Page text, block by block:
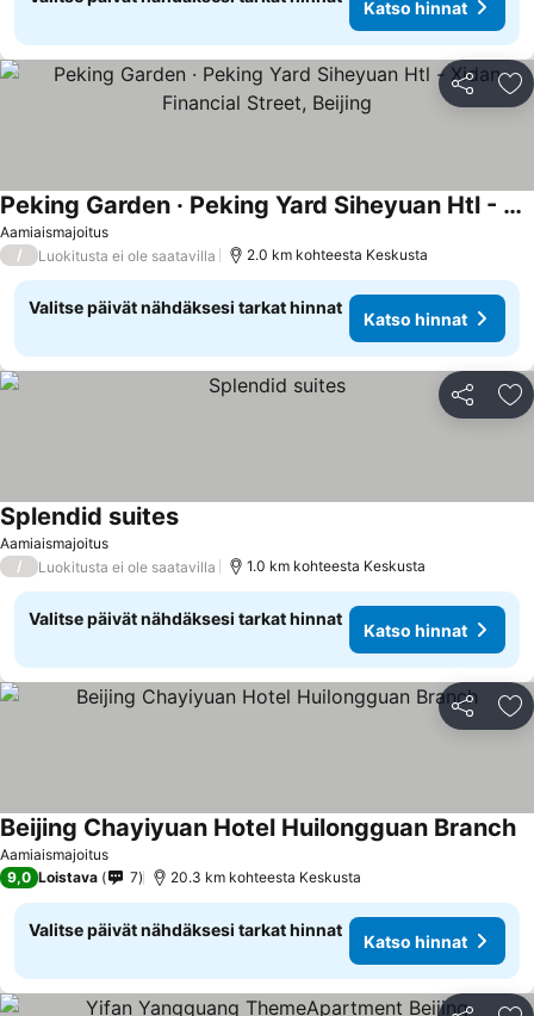
Katso hinnat
Jaa
Aamiaismajoitus
Peking Garden · Peking Yard Siheyuan Htl - Xidan Financial Street, Beijing
/ Luokitusta ei ole saatavilla 2.0 km kohteesta Keskusta
Valitse päivät nähdäksesi tarkat hinnat
Katso hinnat
Jaa
Aamiaismajoitus
Splendid suites
/ Luokitusta ei ole saatavilla 1.0 km kohteesta Keskusta
Valitse päivät nähdäksesi tarkat hinnat
Katso hinnat
Jaa
Aamiaismajoitus
Beijing Chayiyuan Hotel Huilongguan Branch
9,0 Loistava 7 20.3 km kohteesta Keskusta
Valitse päivät nähdäksesi tarkat hinnat
Katso hinnat